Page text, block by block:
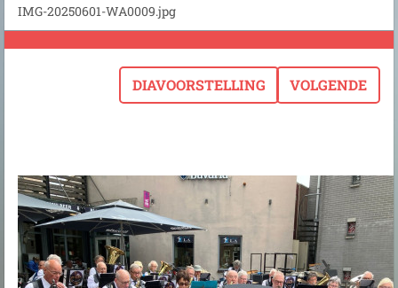
IMG-20250601-WA0009.jpg
DIAVOORSTELLING VOLGENDE